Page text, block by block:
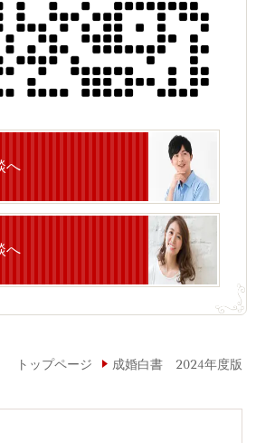
へ
へ
トップページ 成婚白書 2024年度版